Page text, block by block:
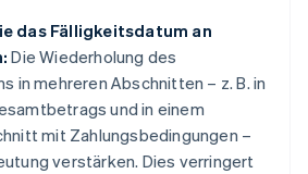
das Fälligkeitsdatum an
Die Wiederholung des
in mehreren Abschnitten – z. B. in
und in einem
mit Zahlungsbedingungen –
verstärken. Dies verringert